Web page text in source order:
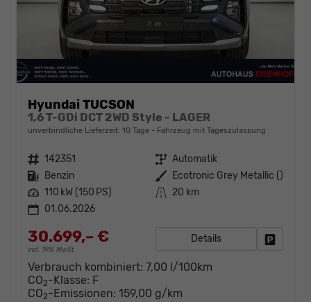
Hyundai TUCSON
1,6 T-GDi DCT 2WD Style - LAGER
unverbindliche Lieferzeit: 10 Tage Fahrzeug mit Tageszulassung
Fahrzeugnr. 142351 Getriebe Automatik
Kraftstoff Benzin Außenfarbe Ecotronic Grey Metallic ()
Leistung 110 kW (150 PS) Kilometerstand 20 km
01.06.2026
30.699,– €
incl. 19% MwSt.
Details
Verbrauch kombiniert: 7,00 l/100km
CO2-Klasse: F
CO2-Emissionen: 159,00 g/km